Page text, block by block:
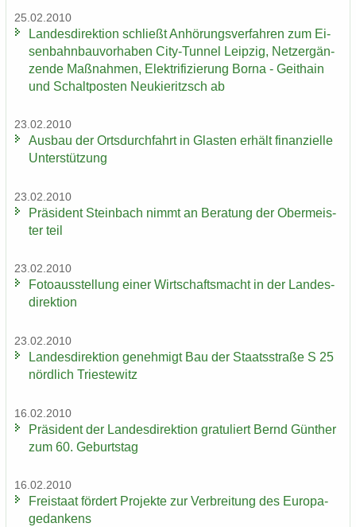
25.02.2010
Lan­des­di­rek­ti­on schließt An­hö­rungs­ver­fah­ren zum Ei­
sen­bahn­bau­vor­ha­ben City-​Tunnel Leip­zig, Netz­er­gän­
zen­de Maß­nah­men, Elek­tri­fi­zie­rung Borna - Geit­hain
und Schalt­pos­ten Neu­kie­ritzsch ab
23.02.2010
Aus­bau der Orts­durch­fahrt in Glas­ten er­hält fi­nan­zi­el­le
Un­ter­stüt­zung
23.02.2010
Prä­si­dent Stein­bach nimmt an Be­ra­tung der Ober­meis­
ter teil
23.02.2010
Fo­to­aus­stel­lung einer Wirt­schafts­macht in der Lan­des­
di­rek­ti­on
23.02.2010
Lan­des­di­rek­ti­on ge­neh­migt Bau der Staats­stra­ße S 25
nörd­lich Tri­es­te­witz
16.02.2010
Prä­si­dent der Lan­des­di­rek­ti­on gra­tu­liert Bernd Gün­ther
zum 60. Ge­burts­tag
16.02.2010
Frei­staat för­dert Pro­jek­te zur Ver­brei­tung des Eu­ro­pa­
ge­dan­kens